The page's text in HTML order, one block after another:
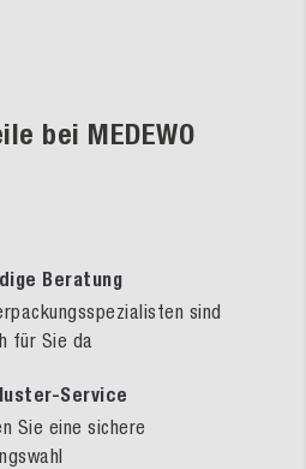
bei MEDEWO
Beratung
sind
für Sie da
Service
Sie eine sichere